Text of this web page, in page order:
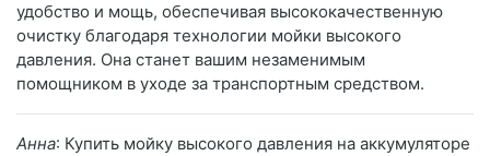
удобство и мощь, обеспечивая высококачественную
очистку благодаря технологии мойки высокого
давления. Она станет вашим незаменимым
помощником в уходе за транспортным средством.
Анна: Купить мойку высокого давления на аккумуляторе